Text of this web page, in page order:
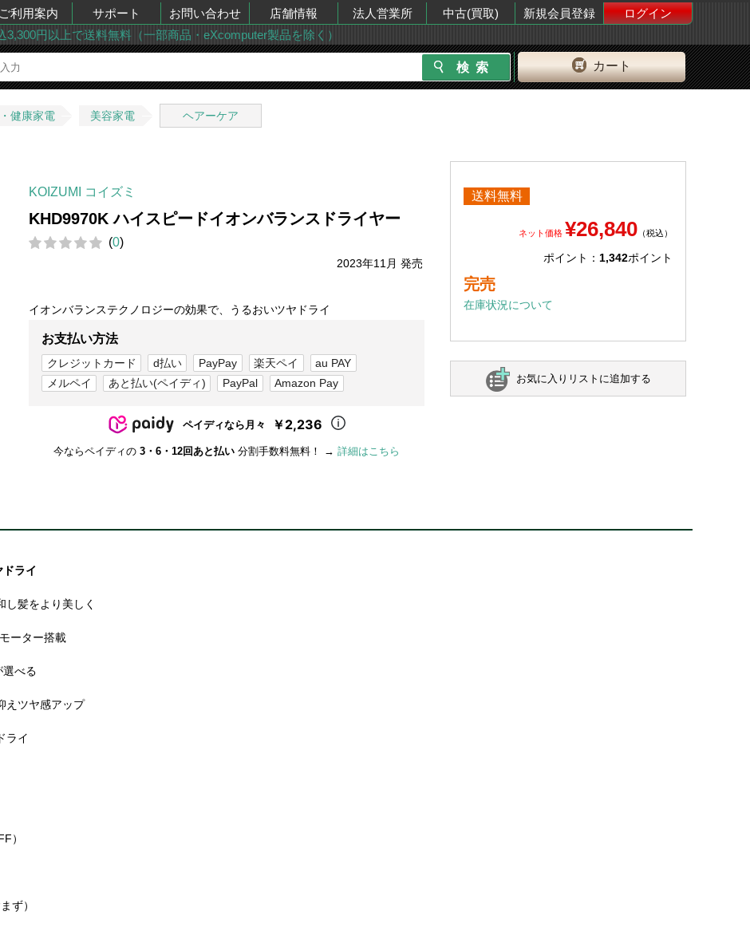
ご利用案内 サポート お問い合わせ 店舗情報 法人営業所 中古(買取) 新規会員登録
ログイン
3,300円以上で送料無料（一部商品・eXcomputer製品を除く）
カート
健康家電 美容家電 ヘアーケア
KOIZUMI コイズミ
KHD9970K ハイスピードイオンバランスドライヤー
(0)
2023年11月 発売
イオンバランステクノロジーの効果で、うるおいツヤドライ
お支払い方法
クレジットカード d払い PayPay 楽天ペイ
au PAY
メルペイ
あと払い(ペイディ) PayPal Amazon Pay
ペイディなら月々 ￥2,236
今ならペイディの 3・6・12回あと払い 分割手数料無料！ → 詳細はこちら
送料無料
ネット価格 ¥26,840 （税込）
ポイント： 1,342ポイント
完売
在庫状況について
お気に入りリストに追加する
ライ
髪をより美しく
ーター搭載
べる
えツヤ感アップ
ライ
）
ず）